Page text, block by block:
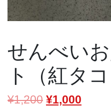
せんべい
ト（紅タコ
¥1,200 ¥1,000